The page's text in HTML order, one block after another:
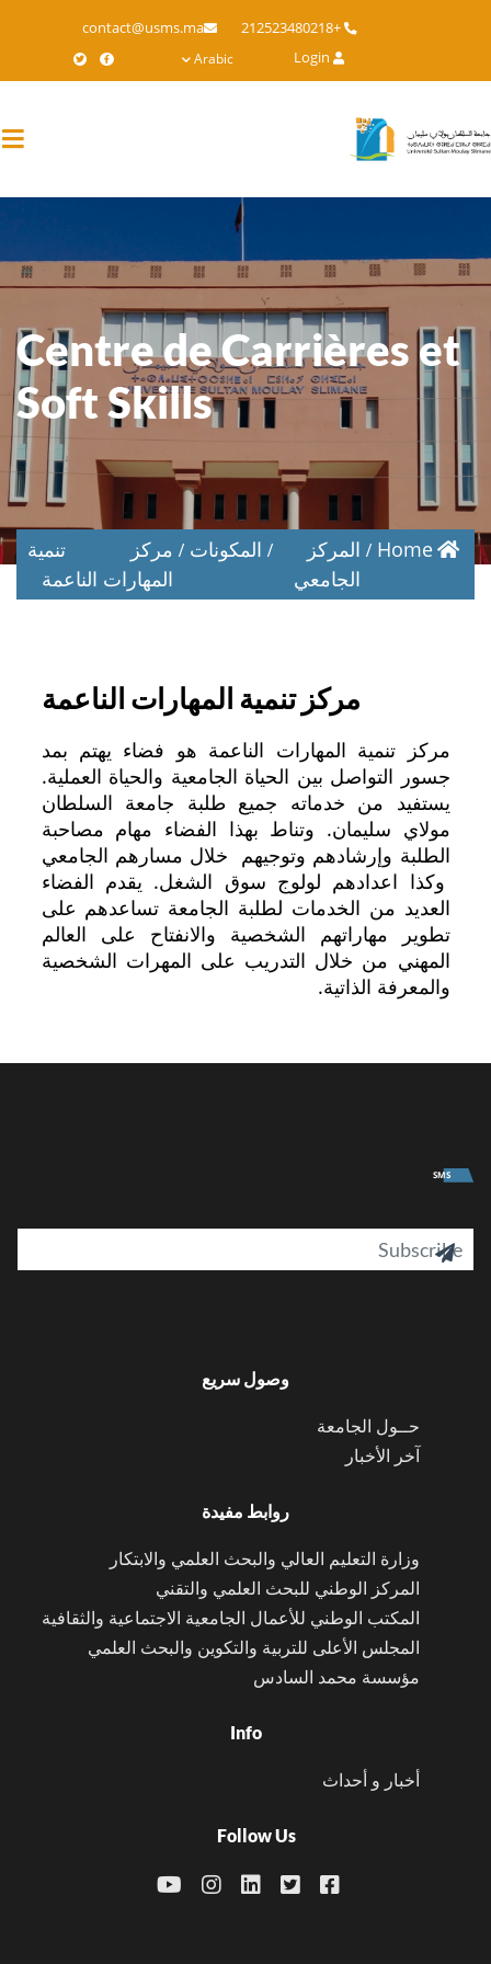
main
+212523480218
contact@usms.ma
Login
Arabic
Centre de Carrières et
Soft Skills
Home
المركز
الجامعي
المكونات
مركز تنمية
المهارات الناعمة
مركز تنمية المهارات الناعمة
مركز تنمية المهارات الناعمة هو فضاء يهتم بمد
جسور التواصل بين الحياة الجامعية والحياة العملية.
يستفيد من خدماته جميع طلبة جامعة السلطان
مولاي سليمان. وتناط بهذا الفضاء مهام مصاحبة
الطلبة وإرشادهم وتوجيهم خلال مسارهم الجامعي
وكذا اعدادهم لولوج سوق الشغل. يقدم الفضاء
العديد من الخدمات لطلبة الجامعة تساعدهم على
تطوير مهاراتهم الشخصية والانفتاح على العالم
المهني من خلال التدريب على المهرات الشخصية
والمعرفة الذاتية.
SMS

وصول سريع
حــول الجامعة
آخر الأخبار
روابط مفيدة
وزارة التعليم العالي والبحث العلمي والابتكار
المركز الوطني للبحث العلمي والتقني
المكتب الوطني للأعمال الجامعية الاجتماعية والثقافية
المجلس الأعلى للتربية والتكوين والبحث العلمي
مؤسسة محمد السادس
Info
أخبار و أحداث
Follow Us